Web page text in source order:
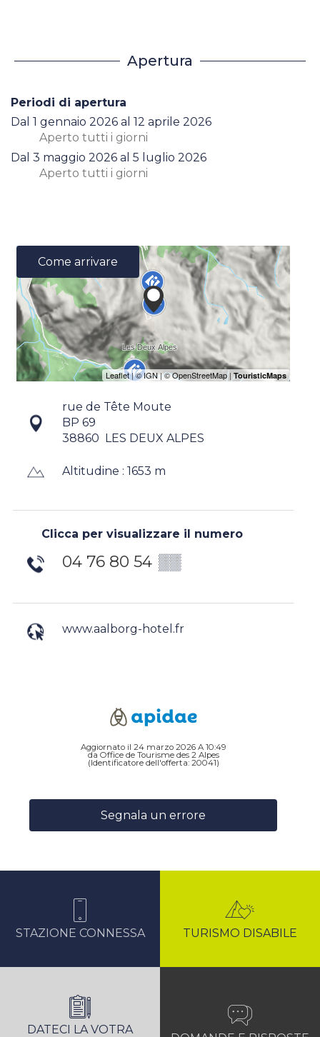
Apertura
Periodi di apertura
Dal 1 gennaio 2026 al 12 aprile 2026
Aperto tutti i giorni
Dal 3 maggio 2026 al 5 luglio 2026
Aperto tutti i giorni
Come arrivare
rue de Tête Moute
BP 69
38860
LES DEUX ALPES
Altitudine : 1653 m
Clicca per visualizzare il numero
04 76 80 54 ▒▒
www.aalborg-hotel.fr
Aggiornato il 24 marzo 2026 A 10:49
da Office de Tourisme des 2 Alpes
(Identificatore dell'offerta: 20041)
Segnala un errore
STAZIONE CONNESSA TURISMO DISABILE
DATECI LA VOTRA